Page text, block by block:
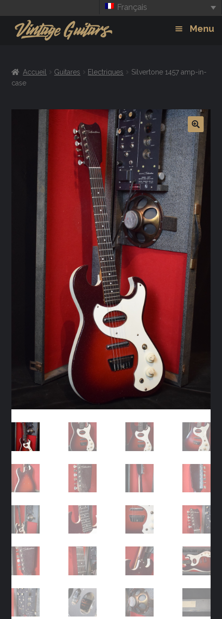
Français
Menu
Amplis
Accueil Guitares Electriques
Silvertone 1457 amp-in-
case